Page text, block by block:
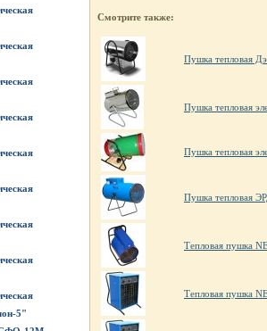
5"
Смотрите также:
Пушка тепловая
Пушка тепловая
Пушка тепловая
Пушка тепловая
Тепловая пушка
Тепловая пушка